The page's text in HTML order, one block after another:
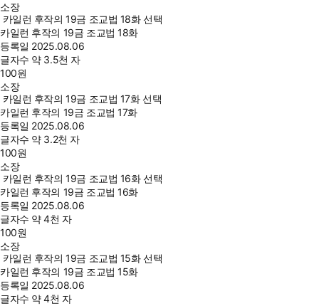
소장
카일런 후작의 19금 조교법 18화 선택
카일런 후작의 19금 조교법 18화
등록일 2025.08.06
글자수 약 3.5천 자
100원
소장
카일런 후작의 19금 조교법 17화 선택
카일런 후작의 19금 조교법 17화
등록일 2025.08.06
글자수 약 3.2천 자
100원
소장
카일런 후작의 19금 조교법 16화 선택
카일런 후작의 19금 조교법 16화
등록일 2025.08.06
글자수 약 4천 자
100원
소장
카일런 후작의 19금 조교법 15화 선택
카일런 후작의 19금 조교법 15화
등록일 2025.08.06
글자수 약 4천 자